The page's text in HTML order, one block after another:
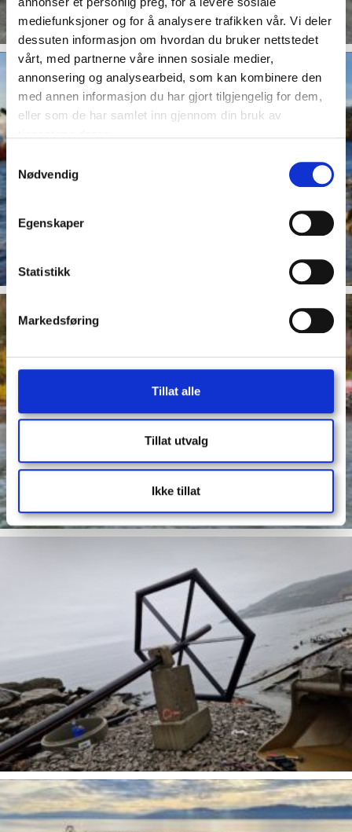
mediefunksjoner og for å analysere trafikken vår. Vi deler
dessuten informasjon om hvordan du bruker nettstedet
vårt, med partnerne våre innen sosiale medier,
annonsering og analysearbeid, som kan kombinere den
med annen informasjon du har gjort tilgjengelig for dem,
eller som de har samlet inn gjennom din bruk av
Samtykkevalg
Nødvendig
Egenskaper
Statistikk
Markedsføring
Tillat alle
Tillat utvalg
Ikke tillat